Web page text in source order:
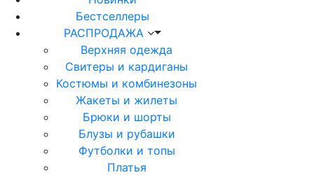
Бестселлеры
РАСПРОДАЖА
Верхняя одежда
Свитеры и кардиганы
Костюмы и комбинезоны
Жакеты и жилеты
Брюки и шорты
Блузы и рубашки
Футболки и топы
Платья